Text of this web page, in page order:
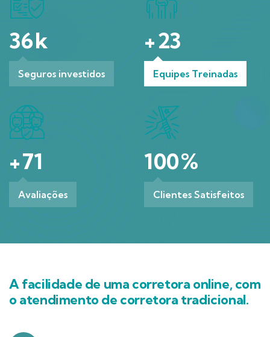
36k
Seguros investidos
+23
Equipes Treinadas
+71
Avaliações
100%
Clientes Satisfeitos
A facilidade de uma corretora online, com
o atendimento de corretora tradicional.